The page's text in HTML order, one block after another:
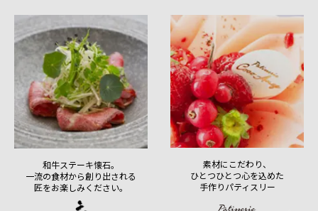
和牛ステーキ懐石。
一流の食材から創り出される
匠をお楽しみください。
素材にこだわり、
ひとつひとつ心を込めた
手作りパティスリー